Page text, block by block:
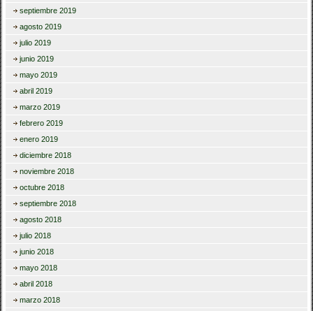
septiembre 2019
agosto 2019
julio 2019
junio 2019
mayo 2019
abril 2019
marzo 2019
febrero 2019
enero 2019
diciembre 2018
noviembre 2018
octubre 2018
septiembre 2018
agosto 2018
julio 2018
junio 2018
mayo 2018
abril 2018
marzo 2018